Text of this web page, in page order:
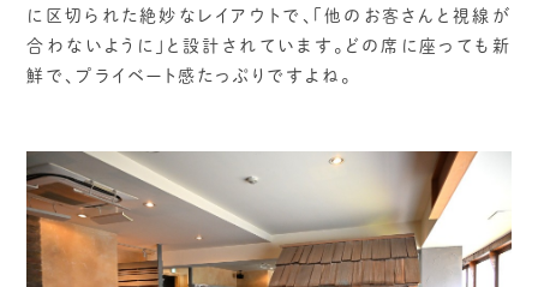
に区切られた絶妙なレイアウトで、「他のお客さんと視線が
合わないように」と設計されています。どの席に座っても新
鮮で、プライベート感たっぷりですよね。